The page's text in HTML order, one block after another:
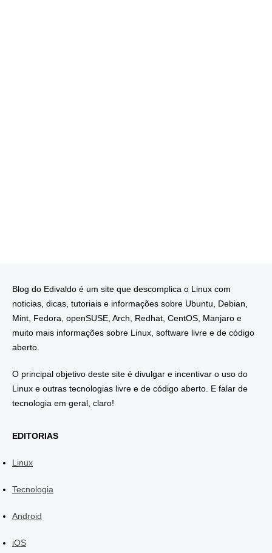
Blog do Edivaldo é um site que descomplica o Linux com
noticias, dicas, tutoriais e informações sobre Ubuntu, Debian,
Mint, Fedora, openSUSE, Arch, Redhat, CentOS, Manjaro e
muito mais informações sobre Linux, software livre e de código
aberto.
O principal objetivo deste site é divulgar e incentivar o uso do
Linux e outras tecnologias livre e de código aberto. E falar de
tecnologia em geral, claro!
EDITORIAS
Linux
Tecnologia
Android
iOS